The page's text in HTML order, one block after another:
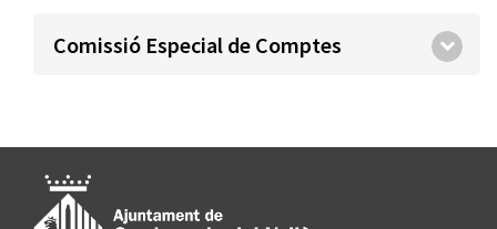
Comissió Especial de Comptes